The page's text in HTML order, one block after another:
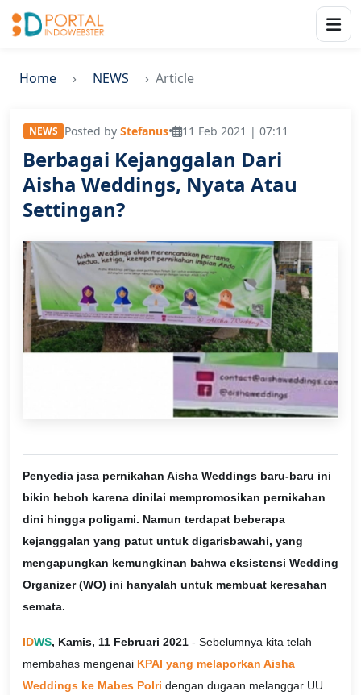
Home NEWS Article
NEWS Posted by Stefanus• 11 Feb 2021 | 07:11
Berbagai Kejanggalan Dari
Aisha Weddings, Nyata Atau
Settingan?
Penyedia jasa pernikahan Aisha Weddings baru-baru ini
bikin heboh karena dinilai mempromosikan pernikahan
dini hingga poligami. Namun terdapat beberapa
kejanggalan yang patut untuk digarisbawahi, yang
mengapungkan kemungkinan bahwa eksistensi Wedding
Organizer (WO) ini hanyalah untuk membuat keresahan
semata.
IDWS, Kamis, 11 Februari 2021 - Sebelumnya kita telah
membahas mengenai KPAI yang melaporkan Aisha
Weddings ke Mabes Polri dengan dugaan melanggar UU